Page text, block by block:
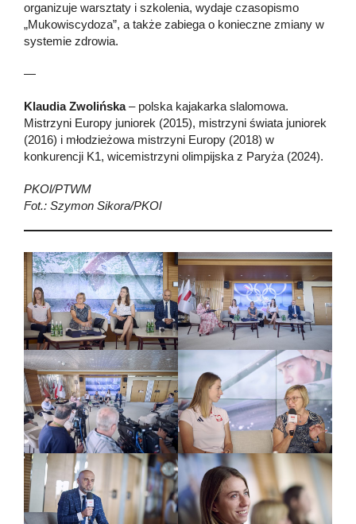
organizuje warsztaty i szkolenia, wydaje czasopismo
„Mukowiscydoza”, a także zabiega o konieczne zmiany w
systemie zdrowia.
—
Klaudia Zwolińska– polska kajakarka slalomowa.
Mistrzyni Europy juniorek (2015), mistrzyni świata juniorek
(2016) i młodzieżowa mistrzyni Europy (2018) w
konkurencji K1, wicemistrzyni olimpijska z Paryża (2024).
PKOl/PTWM
Fot.: Szymon Sikora/PKOl